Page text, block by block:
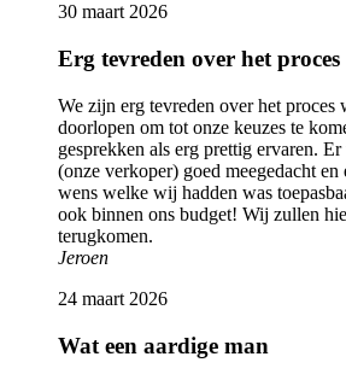
30 maart 2026
Erg tevreden over het proces
We zijn erg tevreden over het proces
doorlopen om tot onze keuzes te
gesprekken als erg prettig ervaren.
(onze verkoper) goed meegedacht
wens welke wij hadden was
ook binnen ons budget! Wij zullen
terugkomen.
Jeroen
24 maart 2026
Wat een aardige man